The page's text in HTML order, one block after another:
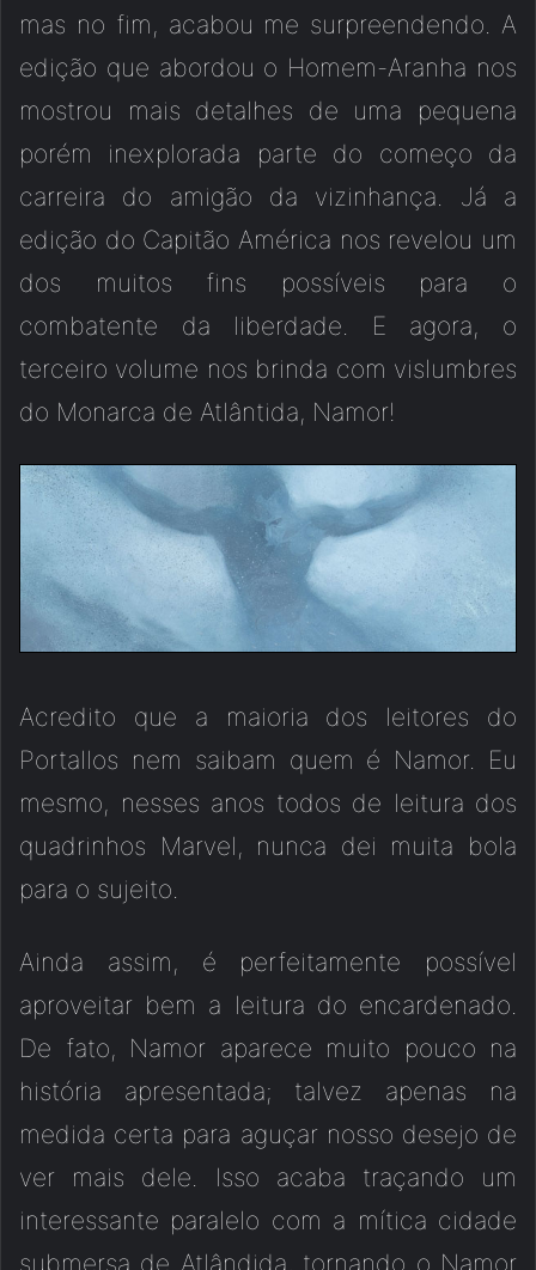
mas no fim, acabou me surpreendendo. A
edição que abordou o Homem-Aranha nos
mostrou mais detalhes de uma pequena
porém inexplorada parte do começo da
carreira do amigão da vizinhança. Já a
edição do Capitão América nos revelou um
dos muitos fins possíveis para o
combatente da liberdade. E agora, o
terceiro volume nos brinda com vislumbres
do Monarca de Atlântida, Namor!
Acredito que a maioria dos leitores do
Portallos nem saibam quem é Namor. Eu
mesmo, nesses anos todos de leitura dos
quadrinhos Marvel, nunca dei muita bola
para o sujeito.
Ainda assim, é perfeitamente possível
aproveitar bem a leitura do encardenado.
De fato, Namor aparece muito pouco na
história apresentada; talvez apenas na
medida certa para aguçar nosso desejo de
ver mais dele. Isso acaba traçando um
interessante paralelo com a mítica cidade
submersa de Atlândida, tornando o Namor